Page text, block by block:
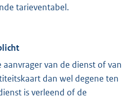
tarieventabel.
aanvrager van de dienst of van
dan wel degene ten
is verleend of de